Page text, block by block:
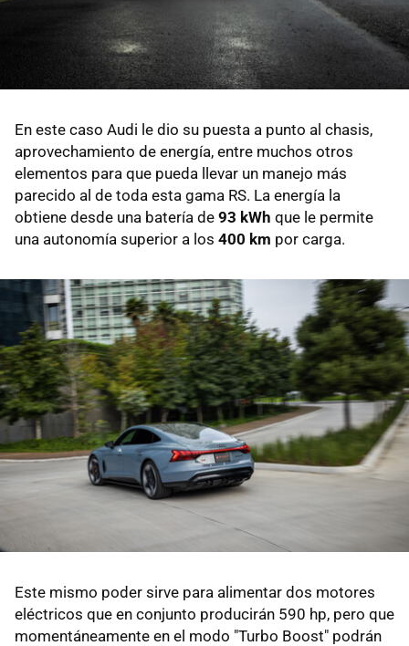
En este caso Audi le dio su puesta a punto al chasis,
aprovechamiento de energía, entre muchos otros
elementos para que pueda llevar un manejo más
parecido al de toda esta gama RS. La energía la
obtiene desde una batería de 93 kWh que le permite
una autonomía superior a los 400 km por carga.
Este mismo poder sirve para alimentar dos motores
eléctricos que en conjunto producirán 590 hp, pero que
momentáneamente en el modo "Turbo Boost" podrán